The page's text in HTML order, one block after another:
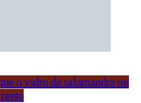
o vidro da salamandra ou